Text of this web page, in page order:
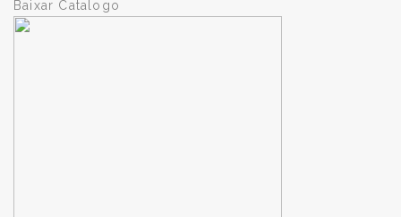
Baixar Catalogo